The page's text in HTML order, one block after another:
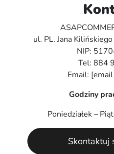
ul. PL. Jana
NIP:
Tel: 884
Email:
Godziny
Poniedziałek –
Skontaktuj